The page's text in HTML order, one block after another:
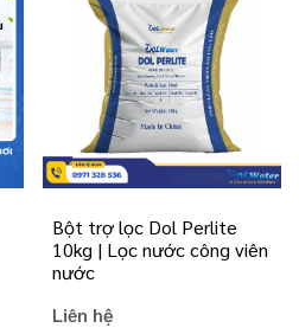
Bột trợ lọc Dol Perlite
10kg | Lọc nước công viên
nước
Liên hệ